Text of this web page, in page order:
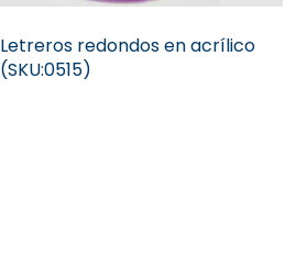
Letreros redondos en acrílico
(SKU:0515)